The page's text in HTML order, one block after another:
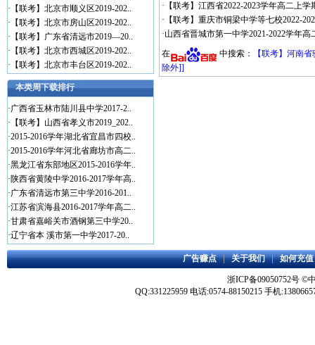
· 【联考】北京市顺义区2019-202..
· 【联考】北京市房山区2019-202..
· 【联考】广东省清远市2019—20..
· 【联考】北京市西城区2019-202..
· 【联考】北京市丰台区2019-202..
本类周下载排行
·广西省玉林市陆川县中学2017-2..
· 【联考】山西省孝义市2019_202..
·2015-2016学年湖北省宜昌市四校..
·2015-2016学年河北省廊坊市高二..
·黑龙江省东部地区2015-2016学年..
·陕西省黄陵中学2016-2017学年高..
·广东省清远市第三中学2016-201..
·江苏省滨海县2016-2017学年高二..
·甘肃省嘉峪关市酒钢第三中学20..
·辽宁省本 溪市第一中学2017-20..
· 【联考】江西省2022-2023学年高二上
· 【联考】重庆市铜梁中学等七校2022-
·山西省晋城市第一中学2021-2022学年
在
中搜索：
【联考】河南
除外]]
广告赚点|关于我们|如何充值
浙ICP备09050752号 ©
QQ:331225959 电话:0574-88150215 手机